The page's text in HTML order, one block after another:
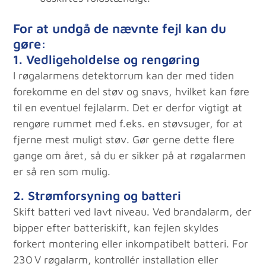
For at undgå de nævnte fejl kan du
gøre:
1. Vedligeholdelse og rengøring
I røgalarmens detektorrum kan der med tiden
forekomme en del støv og snavs, hvilket kan føre
til en eventuel fejlalarm. Det er derfor vigtigt at
rengøre rummet med f.eks. en støvsuger, for at
fjerne mest muligt støv. Gør gerne dette flere
gange om året, så du er sikker på at røgalarmen
er så ren som mulig.
2. Strømforsyning og batteri
Skift batteri ved lavt niveau. Ved brandalarm, der
bipper efter batteriskift, kan fejlen skyldes
forkert montering eller inkompatibelt batteri. For
230 V røgalarm, kontrollér installation eller